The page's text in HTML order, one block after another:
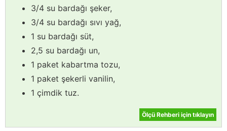
3/4 su bardağı şeker,
3/4 su bardağı sıvı yağ,
1 su bardağı süt,
2,5 su bardağı un,
1 paket kabartma tozu,
1 paket şekerli vanilin,
1 çimdik tuz.
Ölçü Rehberi için tıklayın